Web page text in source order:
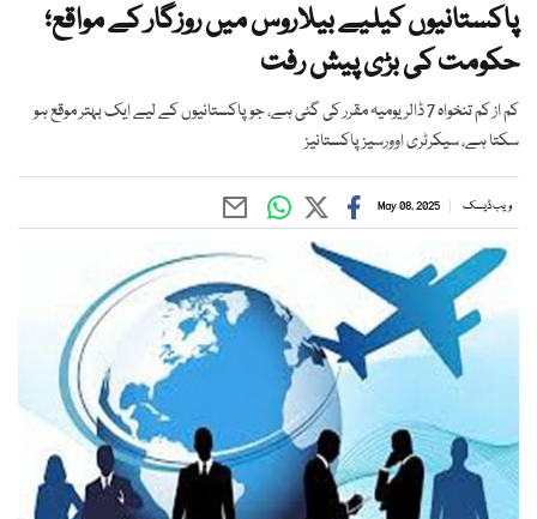
پاکستانیوں کیلیے بیلاروس میں روزگار کے مواقع؛
حکومت کی بڑی پیش رفت
کم از کم تنخواہ 7 ڈالر یومیہ مقرر کی گئی ہے، جو پاکستانیوں کے لیے ایک بہتر موقع ہو
سکتا ہے، سیکرٹری اوورسیز پاکستانیز
ویب ڈیسک May 08, 2025